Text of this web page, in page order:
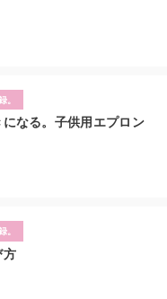
。
なる。子供用エプロン
。
方